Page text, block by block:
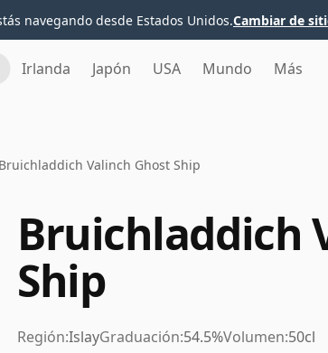
navegando desde Estados Unidos.Cambiar de
Irlanda Japón USA Mundo Más
Bruichladdich Valinch Ghost Ship
Bruichladdich
Ship
Región:IslayGraduación:54.5%Volumen:50cl